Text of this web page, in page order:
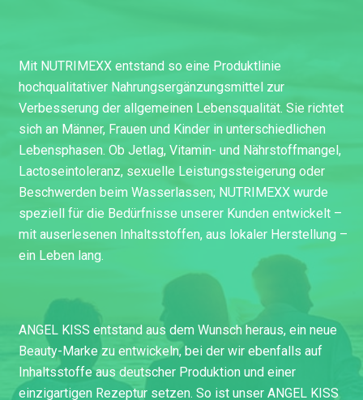
Mit NUTRIMEXX entstand so eine Produktlinie
hochqualitativer Nahrungsergänzungsmittel zur
Verbesserung der allgemeinen Lebensqualität. Sie richtet
sich an Männer, Frauen und Kinder in unterschiedlichen
Lebensphasen. Ob Jetlag, Vitamin- und Nährstoffmangel,
Lactoseintoleranz, sexuelle Leistungssteigerung oder
Beschwerden beim Wasserlassen; NUTRIMEXX wurde
speziell für die Bedürfnisse unserer Kunden entwickelt –
mit auserlesenen Inhaltsstoffen, aus lokaler Herstellung –
ein Leben lang.
ANGEL KISS entstand aus dem Wunsch heraus, ein neue
Beauty-Marke zu entwickeln, bei der wir ebenfalls auf
Inhaltsstoffe aus deutscher Produktion und einer
einzigartigen Rezeptur setzen. So ist unser ANGEL KISS